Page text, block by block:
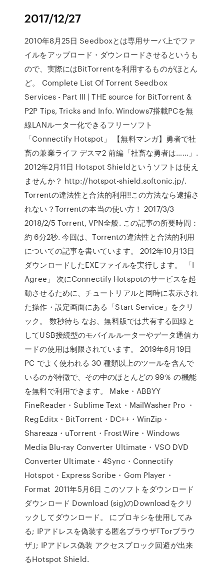
2017/12/27
2010年8月25日 Seedboxとは専用サーバ上でファ
イルをアップロード・ダウンロードさせるというも
ので、実際にはBitTorrentを利用するものがほとん
ど。 Complete List Of Torrent Seedbox
Services - Part III | THE source for BitTorrent &
P2P Tips, Tricks and Info. Windows7搭載PCを無
線LANルーター化できるフリーソフト
「Connectify Hotspot」 【無料マンガ】勇者で社
畜の兼業ライフ デスマ2 前編「社畜な勇者は……」.
2012年2月11日 Hotspot Shieldというソフトは使え
ませんか？ http://hotspot-shield.softonic.jp/.
Torrentの違法性と合法的利用!!この方法なら逮捕さ
れない？Torrentの本当の使い方！ 2017/3/3
2018/2/5 Torrent, VPN全般. この記事の所要時間：
約 6分2秒. 今回は、Torrentの違法性と合法的利用
についての記事を書いています。 2012年10月13日
ダウンロードしたEXEファイルを実行します。 「I
Agree」 次にConnectify Hotspotのサービスを起
動させるために、チュートリアルと同時に表示され
た操作・設定画面にある「Start Service」をクリ
ック。 数秒待ち なお、無料版では共有する回線と
してUSB接続型のモバイルルーターやデータ通信カ
ードの使用は制限されています。 2019年6月19日
PC でよく使われる 30 種類以上のツールを含んで
いるのが特徴で、その中のほとんどの 99％ の機能
を無料で利用できます。 Make・ABBYY
FineReader・Sublime Text・MailWasher Pro ・
RegEditx・BitTorrent・DC++・WinZip・
Shareaza・uTorrent・FrostWire・Windows
Media Blu-ray Converter Ultimate・VSO DVD
Converter Ultimate・4Sync・Connectify
Hotspot・Express Scribe・Gom Player・
Format 2011年5月6日 このソフトをダウンロード
ダウンロード Download (sig)のDownloadをクリ
ックしてダウンロード。 にプロキシを使用してみ
る; IPアドレスを偽装する匿名ブラウザ｢Torブラウ
ザ｣; IPアドレス偽装 アクセスブロック回避が出来
るHotspot Shield.